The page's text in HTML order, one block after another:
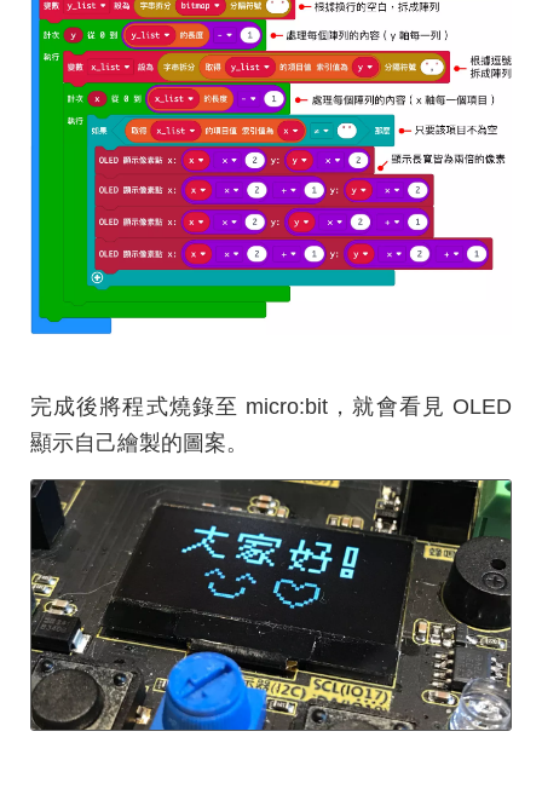
完成後將程式燒錄至 micro:bit，就會看見 OLED
顯示自己繪製的圖案。